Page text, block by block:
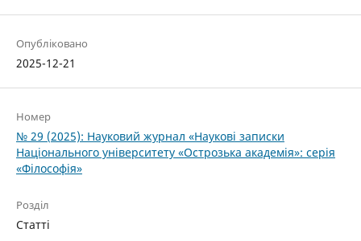
Опубліковано
2025-12-21
Номер
№ 29 (2025): Науковий журнал «Наукові записки
Національного університету «Острозька академія»: серія
«Філософія»
Розділ
Статті